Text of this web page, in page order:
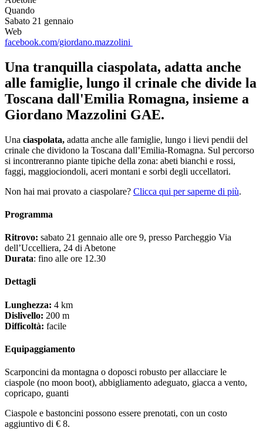
Quando
Sabato 21 gennaio
Web
facebook.com/giordano.mazzolini
Una tranquilla ciaspolata, adatta anche
alle famiglie, lungo il crinale che divide la
Toscana dall'Emilia Romagna, insieme a
Giordano Mazzolini GAE.
Una ciaspolata, adatta anche alle famiglie, lungo i lievi pendii del
crinale che dividono la Toscana dall’Emilia-Romagna. Sul percorso
si incontreranno piante tipiche della zona: abeti bianchi e rossi,
faggi, maggiociondoli, aceri montani e sorbi degli uccellatori.
Non hai mai provato a ciaspolare? Clicca qui per saperne di più.
Programma
Ritrovo: sabato 21 gennaio alle ore 9, presso Parcheggio Via
dell’Uccelliera, 24 di Abetone
Durata: fino alle ore 12.30
Dettagli
Lunghezza: 4 km
Dislivello: 200 m
Difficoltà: facile
Equipaggiamento
Scarponcini da montagna o doposci robusto per allacciare le
ciaspole (no moon boot), abbigliamento adeguato, giacca a vento,
copricapo, guanti
Ciaspole e bastoncini possono essere prenotati, con un costo
aggiuntivo di € 8.